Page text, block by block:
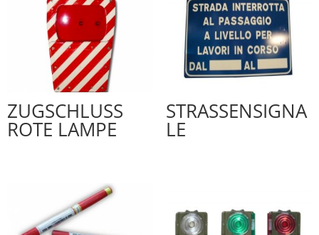
ZUGSCHLUSS
ROTE LAMPE
STRASSENSIGNA
LE